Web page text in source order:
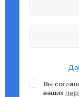
Вы
ваших